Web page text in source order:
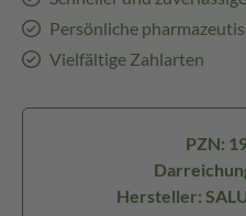
Persönliche
Vielfältige Zahlarten
PZN:
Hersteller: